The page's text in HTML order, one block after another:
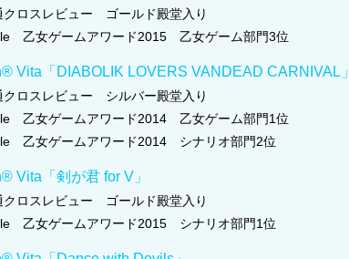
クロスレビュー ゴールド殿堂入り
乙女ゲームアワード2015 乙女ゲーム部門3位
Vita「DIABOLIK LOVERS VANDEAD CARNIVAL」
クロスレビュー シルバー殿堂入り
乙女ゲームアワード2014 乙女ゲーム部門1位
乙女ゲームアワード2014 シナリオ部門2位
Vita「剣が君 for V」
クロスレビュー ゴールド殿堂入り
乙女ゲームアワード2015 シナリオ部門1位